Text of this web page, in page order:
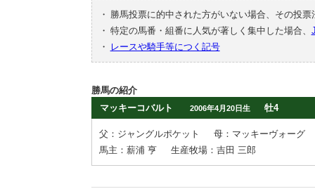
・
勝馬投票に的中された方がいない場合、その投
・ 特定の馬番・組番に人気が著しく集中した場合、
・
レースや騎手等につく記号
勝馬の紹介
マッキーコバルト
2006年4月20日生 牡4
父：ジャングルポケット
母：マッキーヴォーグ
馬主：薪浦 亨
生産牧場：吉田 三郎